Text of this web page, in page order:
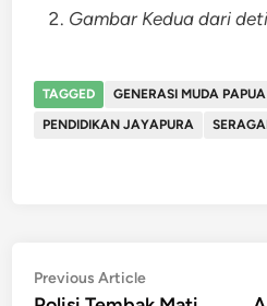
Gambar Kedua dari
TAGGED GENERASI MUDA PAPUA
PENDIDIKAN JAYAPURA
Post
Previous ArticlePrevious